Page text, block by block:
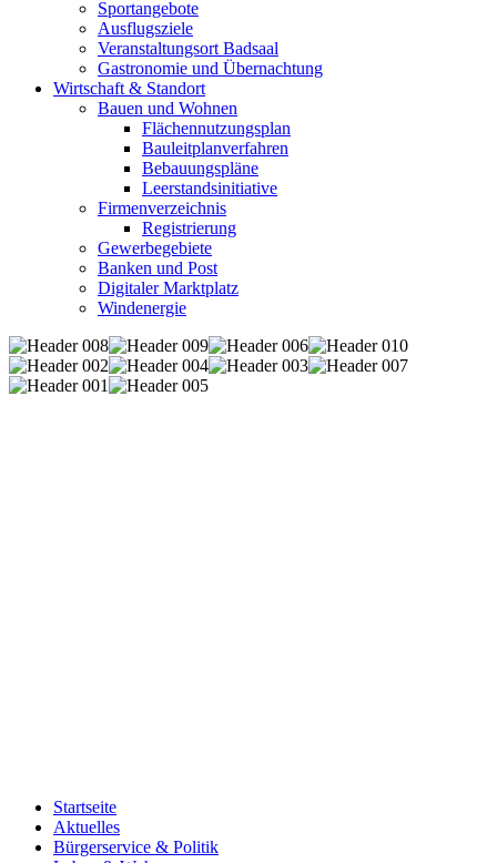
Sportangebote
Ausflugsziele
Veranstaltungsort Badsaal
Gastronomie und Übernachtung
Wirtschaft & Standort
Bauen und Wohnen
Flächennutzungsplan
Bauleitplanverfahren
Bebauungspläne
Leerstandsinitiative
Firmenverzeichnis
Registrierung
Gewerbegebiete
Banken und Post
Digitaler Marktplatz
Windenergie
Startseite
Aktuelles
Bürgerservice & Politik